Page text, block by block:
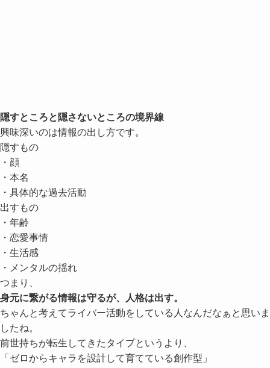
隠すところと隠さないところの境界線
興味深いのは情報の出し方です。
隠すもの
・顔
・本名
・具体的な過去活動
出すもの
・年齢
・恋愛事情
・生活感
・メンタルの揺れ
つまり、
身元に繋がる情報は守るが、人格は出す。
ちゃんと考えてライバー活動をしている人なんだなぁと思いま
したね。
前世持ちが転生してきたタイプというより、
「ゼロからキャラを設計して育てている創作型」